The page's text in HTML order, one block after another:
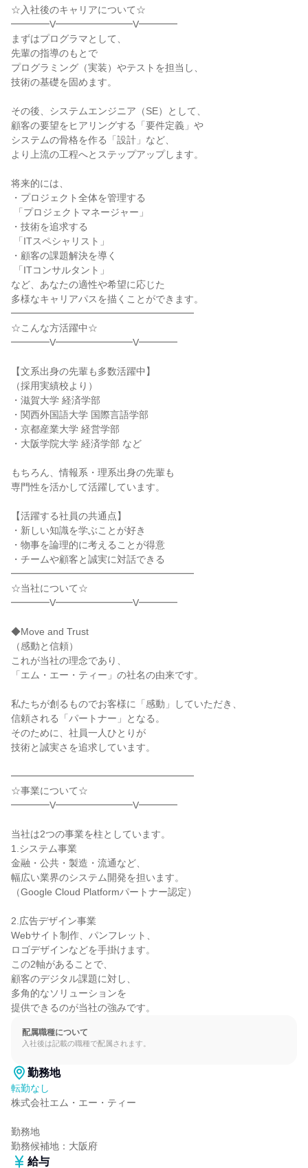
☆入社後のキャリアについて☆
━━━━V━━━━━━━━V━━━━
まずはプログラマとして、
先輩の指導のもとで
プログラミング（実装）やテストを担当し、
技術の基礎を固めます。
その後、システムエンジニア（SE）として、
顧客の要望をヒアリングする「要件定義」や
システムの骨格を作る「設計」など、
より上流の工程へとステップアップします。
将来的には、
・プロジェクト全体を管理する
・技術を追求する
・顧客の課題解決を導く
など、あなたの適性や希望に応じた
多様なキャリアパスを描くことができます。
━━━━━━━━━━━━━━━━━━━
☆こんな方活躍中☆
━━━━V━━━━━━━━V━━━━
【文系出身の先輩も多数活躍中】
（採用実績校より）
・滋賀大学 経済学部
・関西外国語大学 国際言語学部
・京都産業大学 経営学部
・大阪学院大学 経済学部 など
もちろん、情報系・理系出身の先輩も
専門性を活かして活躍しています。
【活躍する社員の共通点】
・新しい知識を学ぶことが好き
・物事を論理的に考えることが得意
・チームや顧客と誠実に対話できる
━━━━━━━━━━━━━━━━━━━
☆当社について☆
━━━━V━━━━━━━━V━━━━
◆Move and Trust
（感動と信頼）
これが当社の理念であり、
「エム・エー・ティー」の社名の由来です。
私たちが創るものでお客様に「感動」していただき、
信頼される「パートナー」となる。
そのために、社員一人ひとりが
技術と誠実さを追求しています。
━━━━━━━━━━━━━━━━━━━
☆事業について☆
━━━━V━━━━━━━━V━━━━
当社は2つの事業を柱としています。
1.システム事業
金融・公共・製造・流通など、
幅広い業界のシステム開発を担います。
（Google Cloud Platformパートナー認定）
2.広告デザイン事業
Webサイト制作、パンフレット、
ロゴデザインなどを手掛けます。
この2軸があることで、
顧客のデジタル課題に対し、
多角的なソリューションを
提供できるのが当社の強みです。
配属職種について
入社後は記載の職種で配属されます。
勤務地
転勤なし
株式会社エム・エー・ティー
勤務地
勤務候補地：大阪府
給与